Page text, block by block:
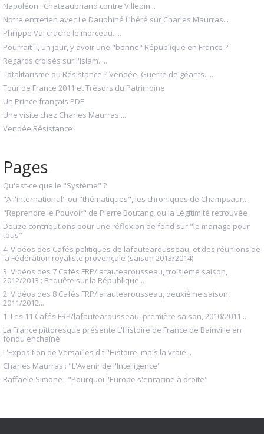
Napoléon : Chateaubriand contre Villepin...
Notre entretien avec Le Dauphiné Libéré sur Charles Maurras...
Philippe Val crache le morceau.....
Pourrait-il, un jour, y avoir une "bonne" République en France ?
Regards croisés sur l'Islam.....
Totalitarisme ou Résistance ? Vendée, Guerre de géants.....
Tour de France 2011 et Trésors du Patrimoine
Un Prince français PDF
Une visite chez Charles Maurras....
Vendée Résistance !
Pages
Qu'est-ce que le "Système" ?
"A l'international" ou "thématiques", les chroniques de Champsaur...
"Reprendre le Pouvoir" de Pierre Boutang, ou la Légitimité retrouvée
Douze contributions pour une réflexion de fond sur "le mariage pour
tous"
4. Vidéos des Cafés politiques de lafautearousseau, et des réunions de
la Fédération royaliste provençale (saison 2013/2014)
3. Vidéos des 7 Cafés FRP/lafautearousseau, troisième saison,
2012/2013 : Enquête sur la République...
2. Vidéos des 8 Cafés FRP/lafautearousseau, deuxième saison,
2011/2012...
1. Les 11 Cafés FRP/lafautearousseau, première saison, 2010/2011...
La France pittoresque présente L'Histoire de France de Bainville en
fondu enchaîné
L'Exposition de Versailles dit l'Histoire, mais la vraie...
Charles Maurras : "L'Avenir de l'Intelligence"
Raffaele Simone : "Pourquoi l'Europe s'enracine à droite"